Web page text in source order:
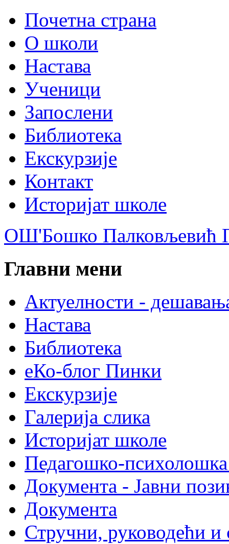
Почетна страна
О школи
Настава
Ученици
Запослени
Библиотека
Екскурзије
Контакт
Историјат школе
ОШ'Бошко Палковљевић
Главни мени
Актуелности -
Настава
Библиотека
еКо-блог Пинки
Екскурзије
Галерија слика
Историјат школе
Педагошко-психолошка
Документа - Јавни
Документа
Стручни, руководећи и